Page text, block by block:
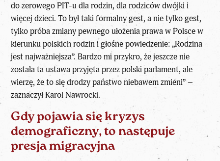
do zerowego PIT-u dla rodzin, dla rodziców dwójki i
więcej dzieci. To był taki formalny gest, a nie tylko gest,
tylko próba zmiany pewnego ułożenia prawa w Polsce w
kierunku polskich rodzin i głośne powiedzenie: „Rodzina
jest najważniejsza”. Bardzo mi przykro, że jeszcze nie
została ta ustawa przyjęta przez polski parlament, ale
wierzę, że to się drodzy państwo niebawem zmieni” –
zaznaczył Karol Nawrocki.
Gdy pojawia się kryzys
demograficzny, to następuje
presja migracyjna